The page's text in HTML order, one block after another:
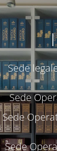
Sede
Sede
Sede
Sede